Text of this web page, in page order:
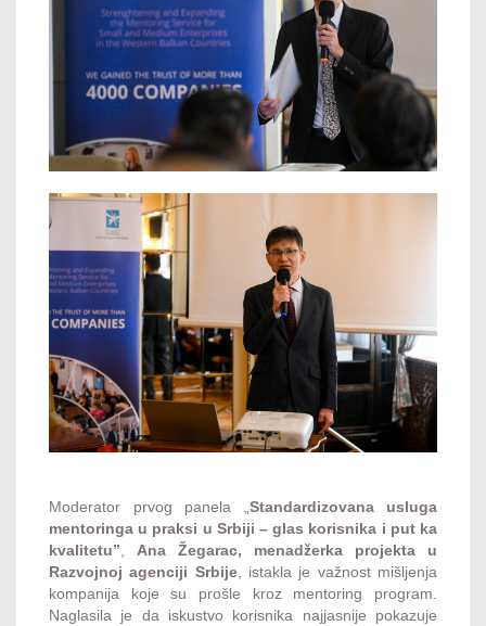
Moderator prvog panela „ Standardizovana usluga
mentoringa u praksi u Srbiji – glas korisnika i put ka
kvalitetu”
Ana Žegarac, menadžerka projekta u
Razvojnoj agenciji Srbije, istakla je važnost mišljenja
kompanija koje su prošle kroz mentoring program.
Naglasila je da iskustvo korisnika najjasnije pokazuje